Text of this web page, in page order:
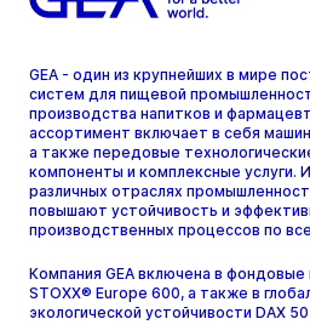
GEA - один из крупнейших в мире
систем для пищевой
производства напитков и
ассортимент включает в себя
а также передовые
компоненты и комплексные услуги.
различных отраслях
повышают устойчивость и
производственных процессов по
Компания GEA включена в фондовые
STOXX® Europe 600, а также в
экологической устойчивости DAX 50